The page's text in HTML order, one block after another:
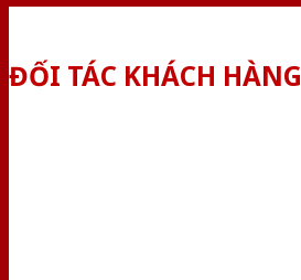
ĐỐI TÁC KHÁCH HÀNG